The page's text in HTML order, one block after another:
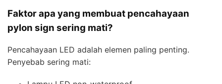
Faktor apa yang membuat pencahayaan
pylon sign sering mati?
Pencahayaan LED adalah elemen paling penting.
Penyebab sering mati: